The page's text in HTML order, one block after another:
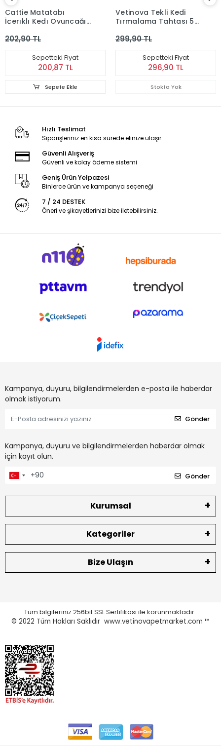
Cattie Matatabı
İçerıklı Kedı Oyuncağı
Cm
202,90 TL
Sepetteki Fiyat
200,87 TL
Sepete Ekle
Vetinova Tekli Kedi
Tırmalama Tahtası 50
299,90 TL
Sepetteki Fiyat
296,90 TL
Stokta Yok
Hızlı Teslimat
Siparişleriniz en kısa sürede elinize ulaşır.
Güvenli Alışveriş
Güvenli ve kolay ödeme sistemi
Geniş Ürün Yelpazesi
Binlerce ürün ve kampanya seçeneği
7 / 24 DESTEK
Öneri ve şikayetlerinizi bize iletebilirsiniz.
Kampanya, duyuru, bilgilendirmelerden e-posta ile haberdar
olmak istiyorum.
Gönder
Kampanya, duyuru ve bilgilendirmelerden haberdar olmak
için kayıt olun.
Gönder
Kurumsal
Kategoriler
Bize Ulaşın
Tüm bilgileriniz 256bit SSL Sertifikası ile korunmaktadır.
© 2022 Tüm Hakları Saklıdır www.vetinovapetmarket.com ™